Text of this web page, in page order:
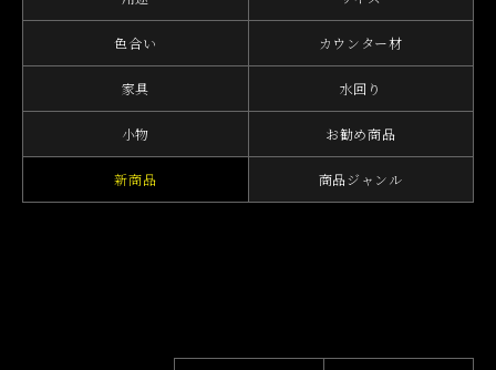
色合い カウンター材
家具 水回り
小物 お勧め商品
新商品 商品ジャンル